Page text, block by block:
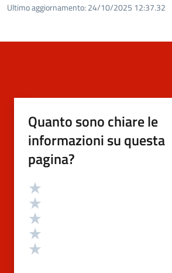
Ultimo aggiornamento: 24/10/2025 12:37.32
Quanto sono chiare le
informazioni su questa
pagina?
Valutazione